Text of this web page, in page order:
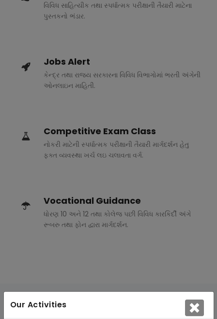
Our Activities
વિવિધ સાહિત્યીક તથા સ્પર્ધાત્મક પરીક્ષાની તૈયારી માટેના
પુસ્તકનો ભંડાર.
Jobs Alert
કેન્દ્ર તથા રાજ્ય સરકારના વિવિધ વિભાગોમાં ભરતી અંગેની
ઓનલાઇન માહિતી.
Competitive Exam Class
નોકરી માટેની સ્પર્ધાત્મક પરીક્ષાની તૈયારી માર્ગદર્શન હેતુ
ફક્ત વ્યવસ્થા ખર્ચ લઇ ચલાવતા વર્ગ.
Vocational Guidance
ધોરણ 10 અને 12 તથા કોલેજ પછી વિવિધ કારકિર્દી અંગે
રૂબરુ તથા ફોન દ્વારા માર્ગદર્શન.